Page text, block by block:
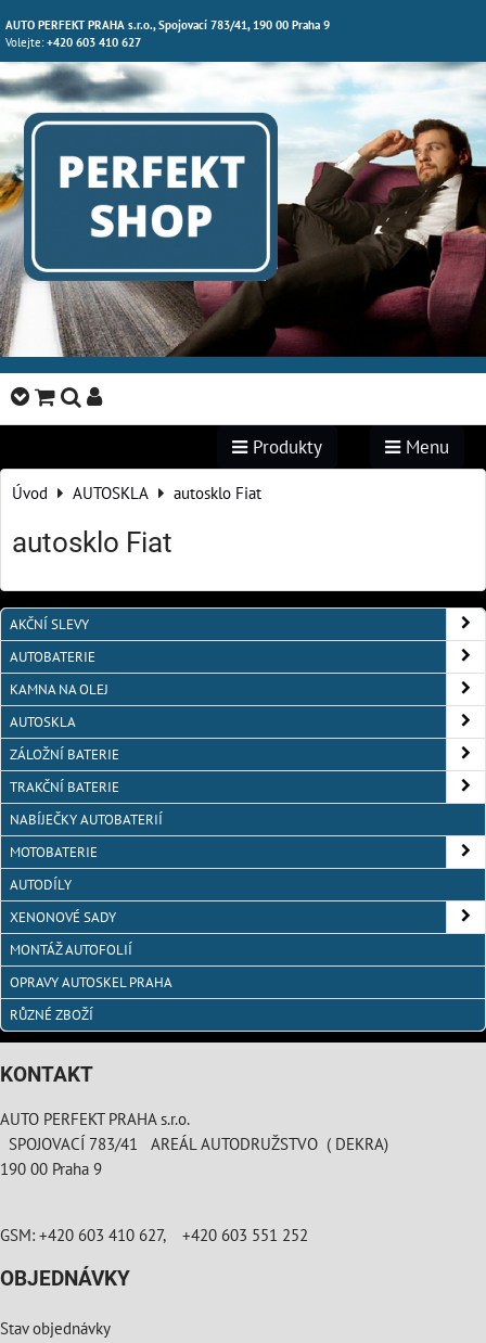
AUTO PERFEKT PRAHA s.r.o., Spojovací 783/41, 190 00 Praha 9
Volejte:+420 603 410 627
Produkty Menu
Úvod AUTOSKLA autosklo Fiat
autosklo Fiat
AKČNÍ SLEVY
AUTOBATERIE
KAMNA NA OLEJ
AUTOSKLA
ZÁLOŽNÍ BATERIE
TRAKČNÍ BATERIE
NABÍJEČKY AUTOBATERIÍ
MOTOBATERIE
AUTODÍLY
XENONOVÉ SADY
MONTÁŽ AUTOFOLIÍ
OPRAVY AUTOSKEL PRAHA
RŮZNÉ ZBOŽÍ
KONTAKT
AUTO PERFEKT PRAHA s.r.o.
SPOJOVACÍ 783/41 AREÁL AUTODRUŽSTVO ( DEKRA)
190 00 Praha 9
GSM: +420 603 410 627, +420 603 551 252
OBJEDNÁVKY
Stav objednávky